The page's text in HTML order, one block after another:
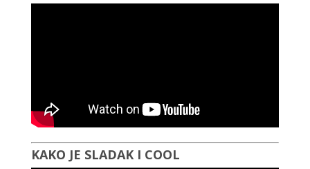
KAKO JE SLADAK I COOL